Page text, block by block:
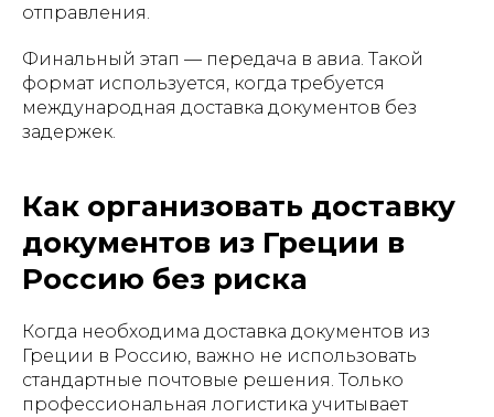
отправления.
Финальный этап — передача в авиа. Такой
формат используется, когда требуется
международная доставка документов без
задержек.
Как организовать доставку
документов из Греции в
Россию без риска
Когда необходима доставка документов из
Греции в Россию, важно не использовать
стандартные почтовые решения. Только
профессиональная логистика учитывает